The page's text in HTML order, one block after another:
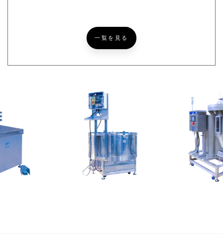
#5】北海道ならでは？なゴルフあるある
ニッコーブログ
レザークラフトで簡単パ
ニッコーブログ
レザークラフトで簡単パ
一覧を見る